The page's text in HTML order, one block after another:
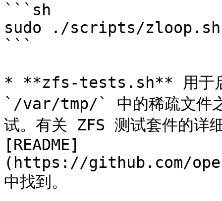
```sh
sudo ./scripts/zloop.sh
```
* **zfs-tests.sh** 用于启
`/var/tmp/` 中的稀疏文件之
试。有关 ZFS 测试套件的
[README]
(https://github.com/
中找到。